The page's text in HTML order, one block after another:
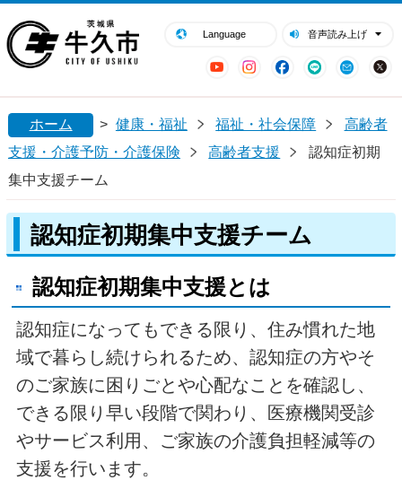
Language 音声読み上げ
YouTubeInstagram
Facebook
LINE Mail
閉じる
ホーム > 健康・福祉 福祉・社会保障
高齢者
支援・介護予防・介護保険
高齢者支援
認知症初期
集中支援チーム
認知症初期集中支援チーム
認知症初期集中支援とは
認知症になってもできる限り、住み慣れた地
域で暮らし続けられるため、認知症の方やそ
のご家族に困りごとや心配なことを確認し、
できる限り早い段階で関わり、医療機関受診
やサービス利用、ご家族の介護負担軽減等の
支援を行います。